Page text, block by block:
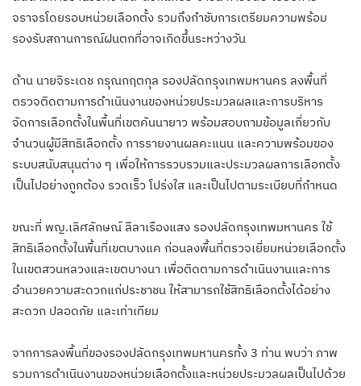
จราจรโดยรอบหน่วยเลือกตั้ง รวมถึงกำชับการเตรียมความพร้อม
รองรับสถานการณ์ฝนตกที่อาจเกิดขึ้นระหว่างวัน
ด้าน นายจิระเดช กรุณกฤตกุล รองปลัดกรุงเทพมหานคร ลงพื้นที่
ตรวจติดตามการดำเนินงานของหน่วยประมวลผลและการบริหาร
จัดการเลือกตั้งในพื้นที่เขตคันนายาว พร้อมสอบถามข้อมูลเกี่ยวกับ
จำนวนผู้มีสิทธิเลือกตั้ง การรายงานผลคะแนน และความพร้อมของ
ระบบสนับสนุนต่าง ๆ เพื่อให้การรวบรวมและประมวลผลการเลือกตั้ง
เป็นไปอย่างถูกต้อง รวดเร็ว โปร่งใส และเป็นไปตามระเบียบที่กำหนด
ขณะที่ พญ.เลิศลักษณ์ ลีลาเรืองแสง รองปลัดกรุงเทพมหานคร ใช้
สิทธิเลือกตั้งในพื้นที่เขตบางแค ก่อนลงพื้นที่ตรวจเยี่ยมหน่วยเลือกตั้ง
ในเขตสวนหลวงและเขตบางนา เพื่อติดตามการดำเนินงานและการ
อำนวยความสะดวกแก่ประชาชน ให้สามารถใช้สิทธิเลือกตั้งได้อย่าง
สะดวก ปลอดภัย และเท่าเทียม
จากการลงพื้นที่ของรองปลัดกรุงเทพมหานครทั้ง 3 ท่าน พบว่า ภาพ
รวมการดำเนินงานของหน่วยเลือกตั้งและหน่วยประมวลผลเป็นไปด้วย